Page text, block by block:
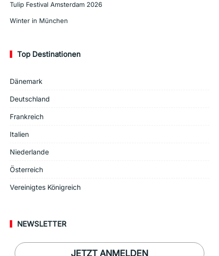
Tulip Festival Amsterdam 2026
Winter in München
Top Destinationen
Dänemark
Deutschland
Frankreich
Italien
Niederlande
Österreich
Vereinigtes Königreich
NEWSLETTER
JETZT ANMELDEN